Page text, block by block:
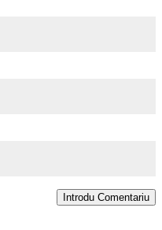
Introdu Comentariu